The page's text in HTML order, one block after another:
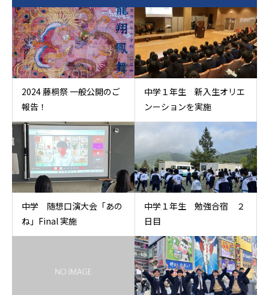
2024 藤桐祭 一般公開のご
報告！
中学１年生 新入生オリエ
ンーションを実施
中学 随想口演大会「あの
ね」Final 実施
中学１年生 勉強合宿 ２
日目